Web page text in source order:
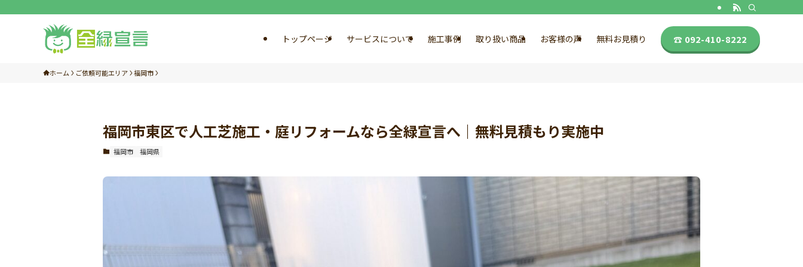
トップページ サービスについて 施工事例 取り扱い商品 お客様の声 無料お見積り ☎ 092-410-8222
ホーム ご依頼可能エリア 福岡市
福岡市東区で人工芝施工・庭リフォームなら全緑宣言へ｜無料見積もり実施中
福岡市 福岡県